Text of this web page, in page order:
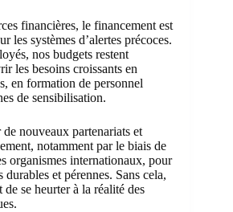
financières, le financement est
les systèmes d’alertes précoces.
nos budgets restent
les besoins croissants en
en formation de personnel
de sensibilisation.
nouveaux partenariats et
notamment par le biais de
organismes internationaux, pour
durables et pérennes. Sans cela,
se heurter à la réalité des